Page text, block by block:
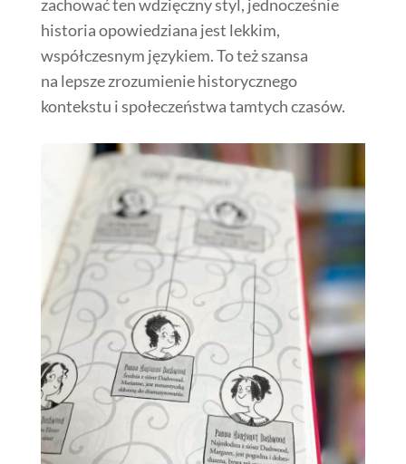
zachować ten wdzięczny styl, jednocześnie
historia opowiedziana jest lekkim,
współczesnym językiem. To też szansa
na lepsze zrozumienie historycznego
kontekstu i społeczeństwa tamtych czasów.